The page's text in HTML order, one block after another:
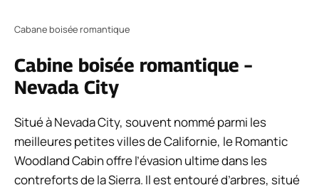
Cabane boisée romantique
Cabine boisée romantique –
Nevada City
Situé à Nevada City, souvent nommé parmi les
meilleures petites villes de Californie, le Romantic
Woodland Cabin offre l’évasion ultime dans les
contreforts de la Sierra. Il est entouré d’arbres, situé